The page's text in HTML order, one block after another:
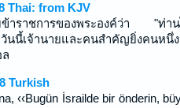
Thai: from KJV
ข้าราชการของพระองค์ว่า "ท่า
นนี้เจ้านายและคนสำคัญยิ่งคนหนึ่
ล
Turkish
‹‹Bugün İsrailde bir önderin,